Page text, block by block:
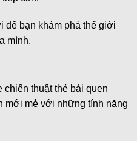
để bạn khám phá thế giới
mình.
chiến thuật thẻ bài quen
mới mẻ với những tính năng